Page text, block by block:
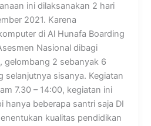
ini dilaksanakan 2 hari
2021. Karena
di Al Hunafa Boarding
Nasional dibagi
gelombang 2 sebanyak 6
selanjutnya sisanya. Kegiatan
7.30 – 14:00, kegiatan ini
hanya beberapa santri saja DI
kualitas pendidikan